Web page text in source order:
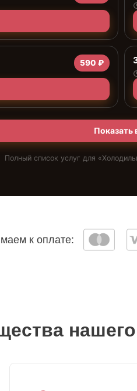
590 ₽
Показать
Полный список услуг для «
к оплате: